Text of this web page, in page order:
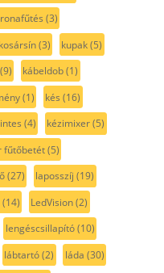
(3)
kosársín(3) kupak(5)
(9) kábeldob(1)
(1) kés (16)
(4) kézimixer(5)
fűtőbetét(5)
(27) laposszíj (19)
(14) LedVision(2)
lengéscsillapító(10)
lábtartó(2) láda (30)